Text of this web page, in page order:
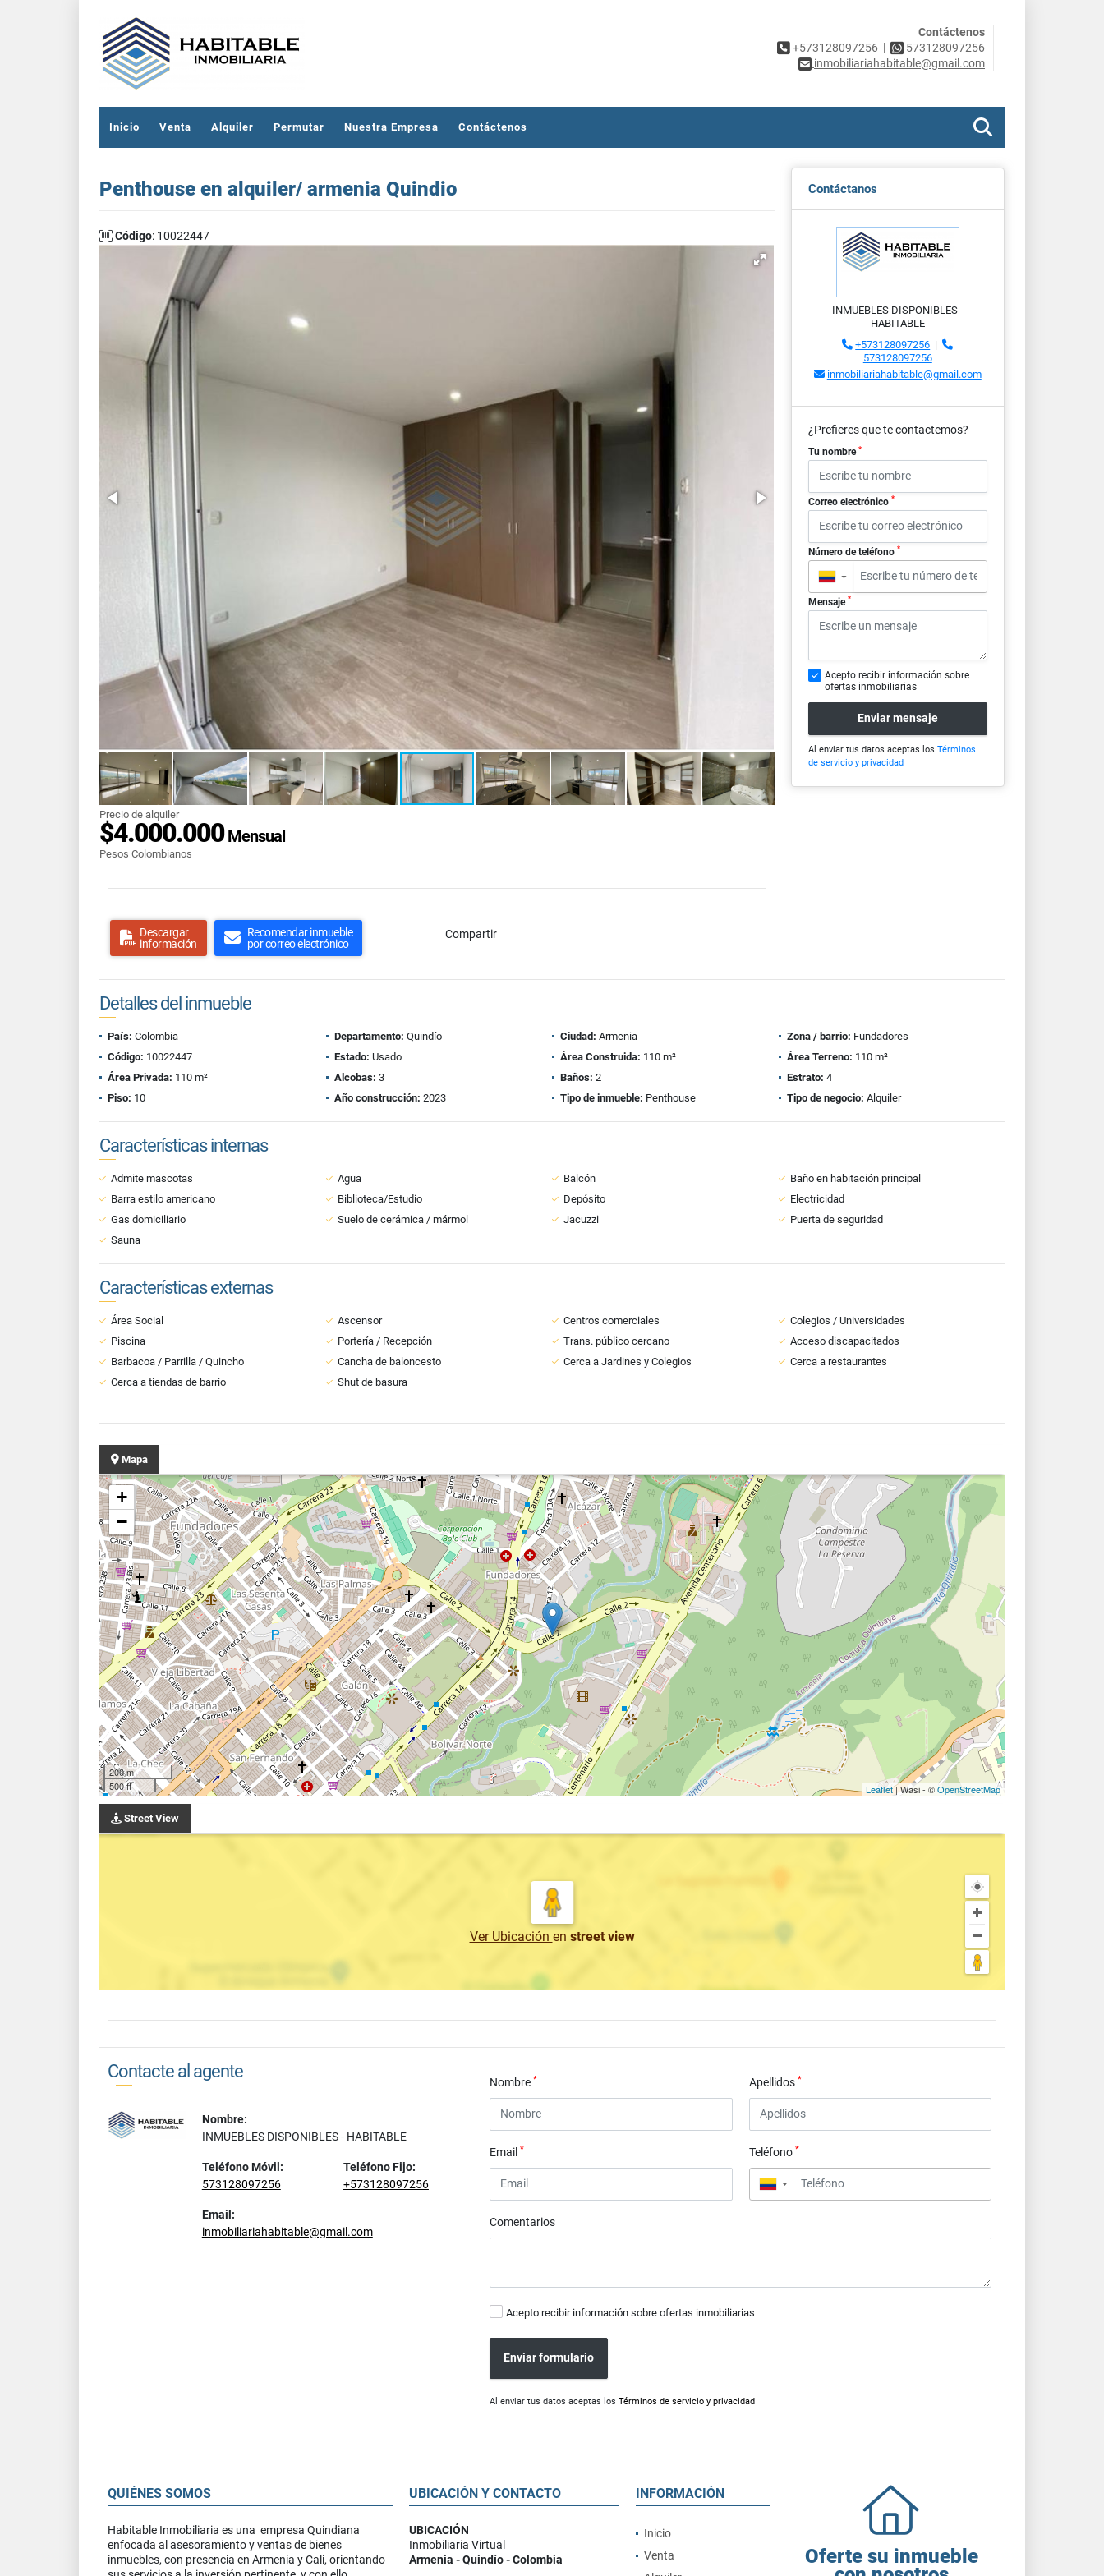
Contáctenos
+573128097256 |
573128097256
inmobiliariahabitable@gmail.com
Inicio Venta Alquiler Permutar Nuestra Empresa Contáctenos
Penthouse en alquiler/ armenia Quindio
Código: 10022447
Precio de alquiler
$4.000.000Mensual
Pesos Colombianos
Descargar
información
Recomendar inmueble
por correo electrónico
Compartir
Contáctanos
INMUEBLES DISPONIBLES -
HABITABLE
+573128097256 |
573128097256
inmobiliariahabitable@gmail.com
¿Prefieres que te contactemos?
Tu nombre *
Correo electrónico *
Número de teléfono *
▼
Mensaje *
Acepto recibir información sobre
ofertas inmobiliarias
Enviar mensaje
Al enviar tus datos aceptas los Términos
de servicio y privacidad
Detalles del inmueble
País: Colombia Departamento: Quindío Ciudad: Armenia Zona / barrio: Fundadores
Código: 10022447 Estado: Usado Área Construida: 110 m² Área Terreno: 110 m²
Área Privada: 110 m² Alcobas: 3 Baños: 2 Estrato: 4
Piso: 10 Año construcción: 2023 Tipo de inmueble: Penthouse Tipo de negocio: Alquiler
Características internas
Admite mascotas Agua Balcón
Baño en habitación principal
Barra estilo americano
Biblioteca/Estudio Depósito
Electricidad
Gas domiciliario
Suelo de cerámica / mármol Jacuzzi
Puerta de seguridad
Sauna
Características externas
Área Social Ascensor Centros comerciales
Colegios / Universidades
Piscina
Portería / Recepción Trans. público cercano
Acceso discapacitados
Barbacoa / Parrilla / Quincho
Cancha de baloncesto Cerca a Jardines y Colegios
Cerca a restaurantes
Cerca a tiendas de barrio
Shut de basura
Mapa
+
−
200 m
500 ft
Leaflet| Wasi - ©OpenStreetMap
Street View
Ver Ubicación en street view
Contacte al agente
Nombre:
INMUEBLES DISPONIBLES - HABITABLE
Teléfono Móvil:
573128097256
Teléfono Fijo:
+573128097256
Email:
inmobiliariahabitable@gmail.com
Nombre* Apellidos *
Email* Teléfono *
▼
Comentarios
Acepto recibir información sobre ofertas inmobiliarias
Enviar formulario
Al enviar tus datos aceptas losTérminos de servicio y privacidad
QUIÉNES SOMOS
Habitable Inmobiliaria es una empresa Quindiana
enfocada al asesoramiento y ventas de bienes
inmuebles, con presencia en Armenia y Cali, orientando
UBICACIÓN Y CONTACTO
UBICACIÓN
Inmobiliaria Virtual
Armenia - Quindío - Colombia
INFORMACIÓN
Inicio
Venta
Oferte su inmueble